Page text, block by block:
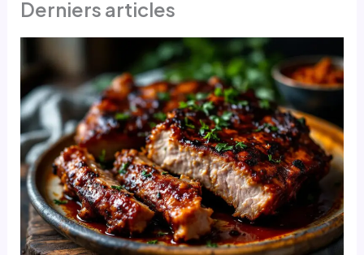
Derniers articles